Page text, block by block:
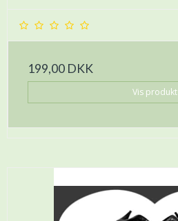
199,00 DKK
Vis produkt